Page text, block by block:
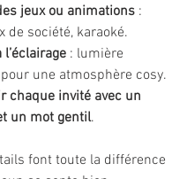
jeux ou animations :
de société, karaoké.
l’éclairage : lumière
une atmosphère cosy.
chaque invité avec un
un mot gentil.
font toute la différence